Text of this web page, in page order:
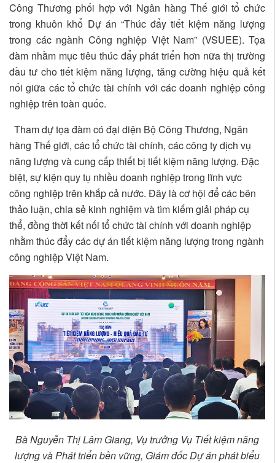
Công Thương phối hợp với Ngân hàng Thế giới tổ chức
trong khuôn khổ Dự án “Thúc đẩy tiết kiệm năng lượng
trong các ngành Công nghiệp Việt Nam” (VSUEE). Tọa
đàm nhằm mục tiêu thúc đẩy phát triển hơn nữa thị trường
đầu tư cho tiết kiệm năng lượng, tăng cường hiệu quả kết
nối giữa các tổ chức tài chính với các doanh nghiệp công
nghiệp trên toàn quốc.
Tham dự tọa đàm có đại diện Bộ Công Thương, Ngân
hàng Thế giới, các tổ chức tài chính, các công ty dịch vụ
năng lượng và cung cấp thiết bị tiết kiệm năng lượng. Đặc
biệt, sự kiện quy tụ nhiều doanh nghiệp trong lĩnh vực
công nghiệp trên khắp cả nước. Đây là cơ hội để các bên
thảo luận, chia sẻ kinh nghiệm và tìm kiếm giải pháp cụ
thể, đồng thời kết nối tổ chức tài chính với doanh nghiệp
nhằm thúc đẩy các dự án tiết kiệm năng lượng trong ngành
công nghiệp Việt Nam.
Bà Nguyễn Thị Lâm Giang, Vụ trưởng Vụ Tiết kiệm năng
lượng và Phát triển bền vững, Giám đốc Dự án phát biểu